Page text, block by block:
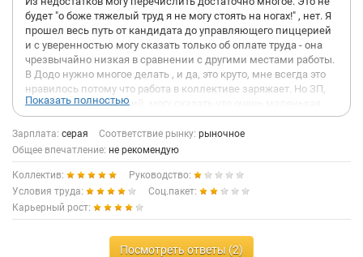
будет "о боже тяжелый труд я не могу стоять на ногах!" , нет. Я
прошел весь путь от кандидата до управляющего пиццерией
и с уверенностью могу сказать только об оплате труда - она
чрезвычайно низкая в сравнении с другими местами работы.
В Додо нужно многое делать , и да, это круто, мне всегда это
нравилось потому что работа в коллективе заряжает. Но ЗП,
даже как управляющий, могу сказать что очень маленькая.
Так вот о минусах. Зачастую в компании бывает так, что на
руководящей должности стоит человек, который не понимает
ничего в пиццерии, но он там. Пиццерия катится в пиз*ду, а на
это закрывают глаза. На твои замечания что и как нужно
делать - не обращают внимания. И самое главное. За все
время работы со своим РУ он никогда не скажет, что он не
прав, не признает свои ошибки. Виноваты все кругом ВСЕГДА,
но не РУ.
Бесконечно люблю свою работу, но есть такой минус,
который перебивает все желание. Меня полностью
Показать полностью
Зарплата: серая Соответствие рынку: рыночное
Общее впечатление: не рекомендую
Коллектив:
Руководство:
Условия труда:
Соц.пакет:
Карьерный рост:
Посмотреть ответы (2)